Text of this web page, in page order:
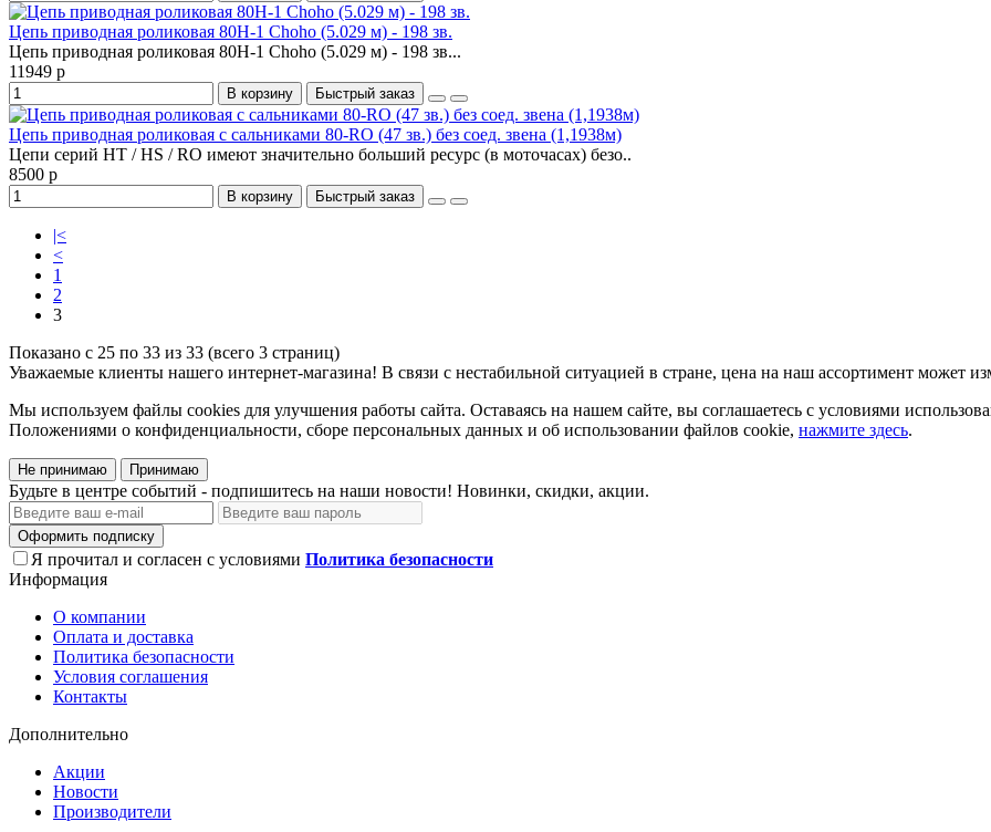
Цепь приводная роликовая 80H-1 Choho (5.029 м) - 198 зв.
Цепь приводная роликовая 80H-1 Choho (5.029 м) - 198 зв...
11949 р
В корзину Быстрый заказ
Цепь приводная роликовая с сальниками 80-RO (47 зв.) без соед. звена (1,1938м)
Цепи серий HT / HS / RO имеют значительно больший ресурс (в моточасах) безо..
8500 р
В корзину Быстрый заказ
|<
<
1
2
3
Показано с 25 по 33 из 33 (всего 3 страниц)
Уважаемые клиенты нашего интернет-магазина! В связи с нестабильной ситуацией в стране, цена на наш ассортимент может
Мы используем файлы cookies для улучшения работы сайта. Оставаясь на нашем сайте, вы соглашаетесь с условиями
Положениями о конфиденциальности, сборе персональных данных и об использовании файлов cookie, нажмите здесь.
Не принимаю Принимаю
Будьте в центре событий - подпишитесь на наши новости! Новинки, скидки, акции.
Оформить подписку
Я прочитал и согласен с условиями Политика безопасности
Информация
О компании
Оплата и доставка
Политика безопасности
Условия соглашения
Контакты
Дополнительно
Акции
Новости
Производители